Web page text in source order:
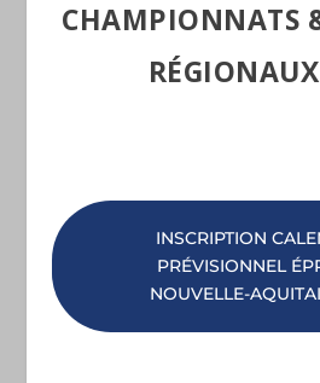
CHAMPIONNATS
INSCRIPTION
PRÉVISIONNEL
NOUVELLE-